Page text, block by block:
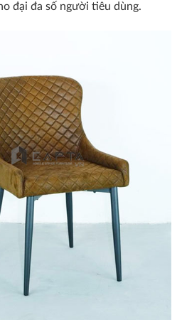
đại đa số người tiêu dùng.